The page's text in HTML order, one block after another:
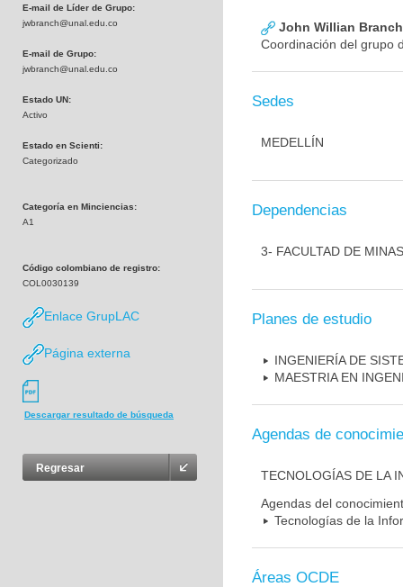
E-mail de Líder de Grupo:
jwbranch@unal.edu.co
E-mail de Grupo:
jwbranch@unal.edu.co
Estado UN:
Activo
Estado en Scienti:
Categorizado
Categoría en Minciencias:
A1
Código colombiano de registro:
COL0030139
Enlace GrupLAC
Página externa
Descargar resultado de búsqueda
Regresar
John Willian
Coordinación del grupo
Sedes
MEDELLÍN
Dependencias
3- FACULTAD DE MINAS
Planes de estudio
INGENIERÍA DE
MAESTRIA EN
Agendas de
TECNOLOGÍAS DE LA
Agendas del
Tecnologías de la
Áreas OCDE